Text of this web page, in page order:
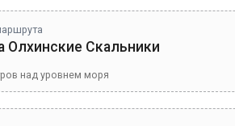
Олхинские Скальники
над уровнем моря